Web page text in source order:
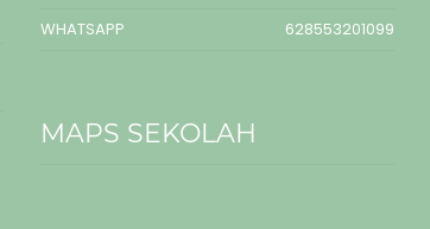
WHATSAPP
628553201099
MAPS SEKOLAH